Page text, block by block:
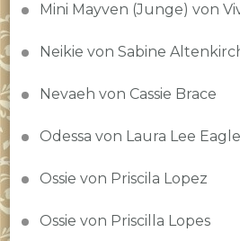
Mini Mayven (Junge) von
Neikie von Sabine
Nevaeh von Cassie Brace
Odessa von Laura Lee
Ossie von Priscila Lopez
Ossie von Priscilla Lopes